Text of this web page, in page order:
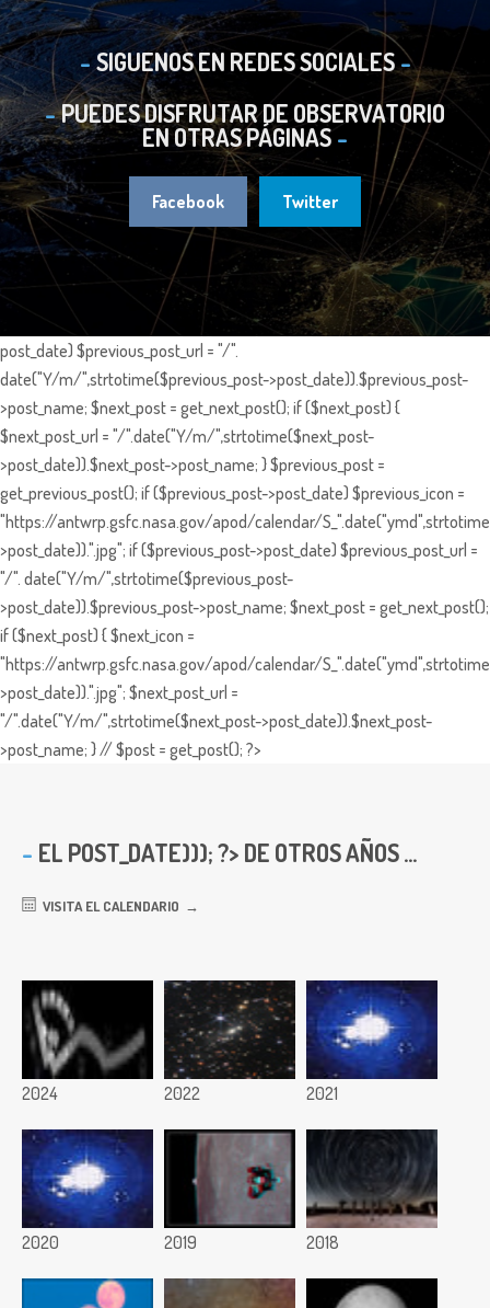
SIGUENOS EN REDES SOCIALES
PUEDES DISFRUTAR DE OBSERVATORIO
EN OTRAS PÁGINAS
Facebook Twitter
post_date) $previous_post_url = "/".
date("Y/m/",strtotime($previous_post->post_date)).$previous_post-
>post_name; $next_post = get_next_post(); if ($next_post) {
$next_post_url = "/".date("Y/m/",strtotime($next_post-
>post_date)).$next_post->post_name; } $previous_post =
get_previous_post(); if ($previous_post->post_date) $previous_icon =
"https://antwrp.gsfc.nasa.gov/apod/calendar/
>post_date)).".jpg"; if ($previous_post->post_date) $previous_post_url =
"/". date("Y/m/",strtotime($previous_post-
>post_date)).$previous_post->post_name; $next_post = get_next_post();
if ($next_post) { $next_icon =
"https://antwrp.gsfc.nasa.gov/apod/calendar/
>post_date)).".jpg"; $next_post_url =
"/".date("Y/m/",strtotime($next_post->post_date)).$next_post-
>post_name; } // $post = get_post(); ?>
EL POST_DATE))); ?> DE OTROS AÑOS ...
VISITA EL CALENDARIO
2024 2022 2021
2020 2019 2018